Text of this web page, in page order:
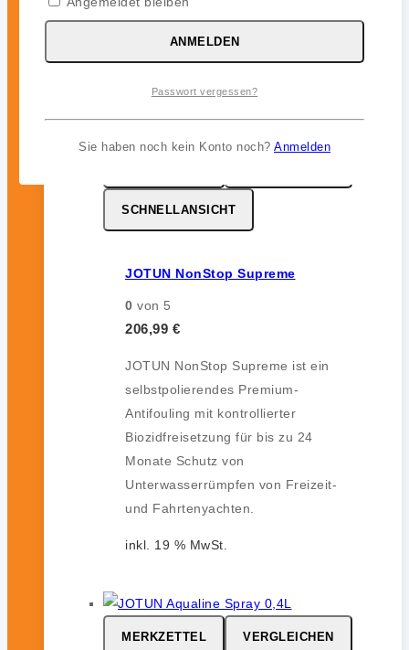
SCHNELLANSICHT
JOTUN NonStop Supreme
0 von 5
206,99 €
JOTUN NonStop Supreme ist ein
selbstpolierendes Premium-
Antifouling mit kontrollierter
Biozidfreisetzung für bis zu 24
Monate Schutz von
Unterwasserrümpfen von Freizeit-
und Fahrtenyachten.
inkl. 19 % MwSt.
MERKZETTEL VERGLEICHEN
ANMELDEN
Passwort vergessen?
Sie haben noch kein Konto noch? Anmelden